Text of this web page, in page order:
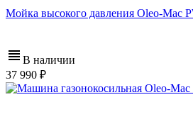
Мойка высокого давления Oleo-Mac
В наличии
37 990